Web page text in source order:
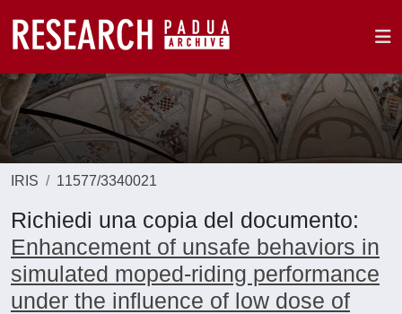
IRIS 11577/3340021
Richiedi una copia del documento:
Enhancement of unsafe behaviors in
simulated moped-riding performance
under the influence of low dose of